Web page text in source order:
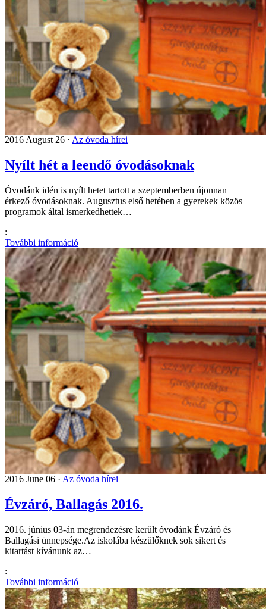
2016 August 26 · Az óvoda hírei
Nyílt hét a leendő óvodásoknak
Óvodánk idén is nyílt hetet tartott a szeptemberben újonnan
érkező óvodásoknak. Augusztus első hetében a gyerekek közös
programok által ismerkedhettek…
:
További információ
2016 June 06 · Az óvoda hírei
Évzáró, Ballagás 2016.
2016. június 03-án megrendezésre került óvodánk Évzáró és
Ballagási ünnepsége.Az iskolába készülőknek sok sikert és
kitartást kívánunk az…
:
További információ